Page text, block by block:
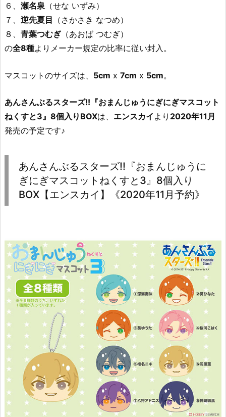
６、 瀬名泉 （せな いずみ）
７、 逆先夏目 （さかさき なつめ）
８、 青葉つむぎ （あおば つむぎ）
の全8種よりメーカー規定の比率に従い封入。
マスコットのサイズは、 5cm x 7cm x 5cm。
あんさんぶるスターズ!!『おまんじゅうにぎにぎマスコット
ねくすと3』8個入りBOXは、 エンスカイ より 2020年11月
発売の予定です♪
あんさんぶるスターズ!!『おまんじゅうに
ぎにぎマスコットねくすと3』8個入り
BOX【エンスカイ】《2020年11月予約》